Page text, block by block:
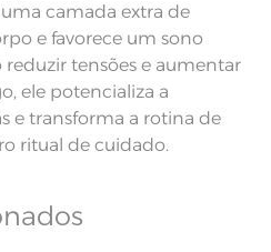
camada extra de
e favorece um sono
tensões e aumentar
ele potencializa a
e transforma a rotina de
ritual de cuidado.